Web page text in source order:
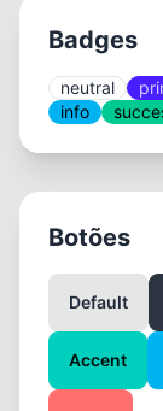
Badges
neutral
info
Botões
Default
Accent